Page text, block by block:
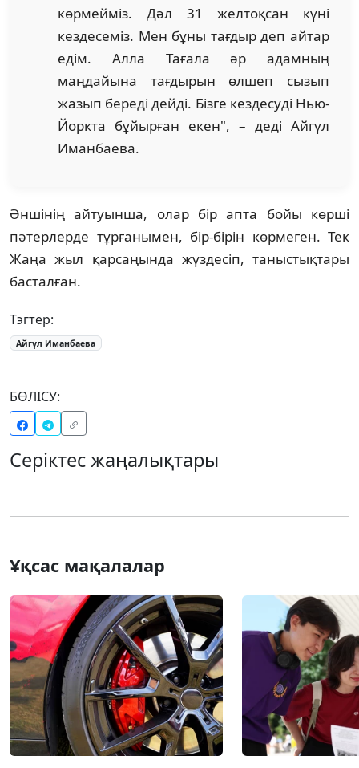
көрмейміз. Дәл 31 желтоқсан күні
кездесеміз. Мен бұны тағдыр деп айтар
едім. Алла Тағала әр адамның
маңдайына тағдырын өлшеп сызып
жазып береді дейді. Бізге кездесуді Нью-
Йоркта бұйырған екен", – деді Айгүл
Иманбаева.
Әншінің айтуынша, олар бір апта бойы көрші
пәтерлерде тұрғанымен, бір-бірін көрмеген. Тек
Жаңа жыл қарсаңында жүздесіп, таныстықтары
басталған.
Тэгтер:
Айгүл Иманбаева
БӨЛІСУ:
Серіктес жаңалықтары
Ұқсас мақалалар